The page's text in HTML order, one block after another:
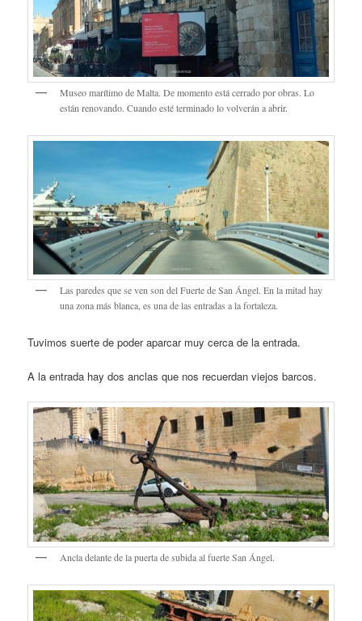
Museo marítimo de Malta. De momento está cerrado por obras. Lo
están renovando. Cuando esté terminado lo volverán a abrir.
Las paredes que se ven son del Fuerte de San Ángel. En la mitad hay
una zona más blanca, es una de las entradas a la fortaleza.
Tuvimos suerte de poder aparcar muy cerca de la entrada.
A la entrada hay dos anclas que nos recuerdan viejos barcos.
Ancla delante de la puerta de subida al fuerte San Ángel.